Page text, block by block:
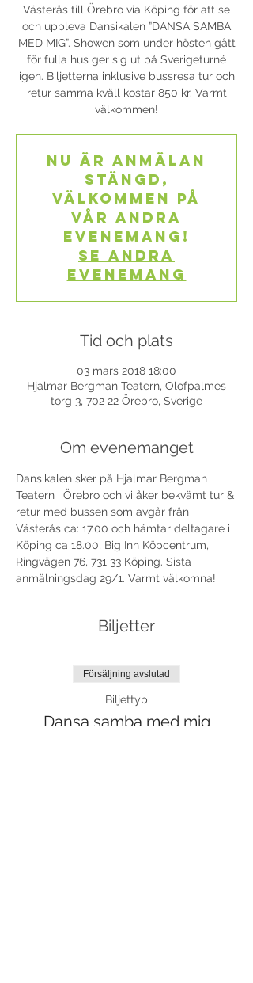
Västerås till Örebro via Köping för att se
och uppleva Dansikalen ”DANSA SAMBA
MED MIG”. Showen som under hösten gått
för fulla hus ger sig ut på Sverigeturné
igen. Biljetterna inklusive bussresa tur och
retur samma kväll kostar 850 kr. Varmt
välkommen!
Nu är anmälan
stängd,
välkommen på
vår andra
evenemang!
Se andra
evenemang
Tid och plats
03 mars 2018 18:00
Hjalmar Bergman Teatern, Olofpalmes
torg 3, 702 22 Örebro, Sverige
Om evenemanget
Dansikalen sker på Hjalmar Bergman
Teatern i Örebro och vi åker bekvämt tur &
retur med bussen som avgår från
Västerås ca: 17.00 och hämtar deltagare i
Köping ca 18.00, Big Inn Köpcentrum,
Ringvägen 76, 731 33 Köping. Sista
anmälningsdag 29/1. Varmt välkomna!
Biljetter
Försäljning avslutad
Biljettyp
Dansa samba med mig